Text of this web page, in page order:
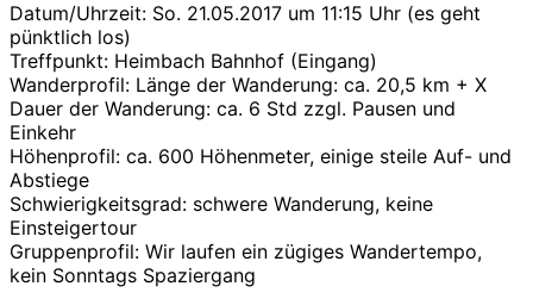
Datum/Uhrzeit: So. 21.05.2017 um 11:15 Uhr (es geht
pünktlich los)
Treffpunkt: Heimbach Bahnhof (Eingang)
Wanderprofil: Länge der Wanderung: ca. 20,5 km + X
Dauer der Wanderung: ca. 6 Std zzgl. Pausen und
Einkehr
Höhenprofil: ca. 600 Höhenmeter, einige steile Auf- und
Abstiege
Schwierigkeitsgrad: schwere Wanderung, keine
Einsteigertour
Gruppenprofil: Wir laufen ein zügiges Wandertempo,
kein Sonntags Spaziergang